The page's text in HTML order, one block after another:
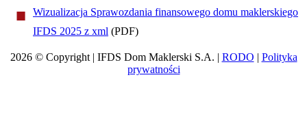
Wizualizacja Sprawozdania finansowego domu maklerskiego
IFDS 2025 z xml (PDF)
2026 © Copyright | IFDS Dom Maklerski S.A. | RODO | Polityka
prywatności